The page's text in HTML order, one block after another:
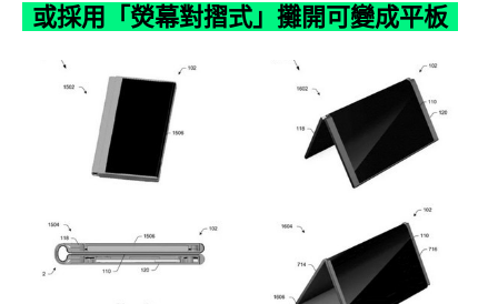
或採用「熒幕對摺式」攤開可變成平板